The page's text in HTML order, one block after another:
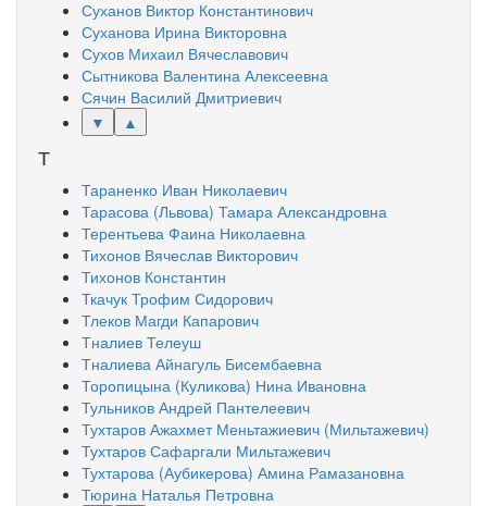
Суханов Виктор Константинович
Суханова Ирина Викторовна
Сухов Михаил Вячеславович
Сытникова Валентина Алексеевна
Сячин Василий Дмитриевич
▼
▲
Т
Тараненко Иван Николаевич
Тарасова (Львова) Тамара Александровна
Терентьева Фаина Николаевна
Тихонов Вячеслав Викторович
Тихонов Константин
Ткачук Трофим Сидорович
Тлеков Магди Капарович
Тналиев Телеуш
Тналиева Айнагуль Бисембаевна
Торопицына (Куликова) Нина Ивановна
Тульников Андрей Пантелеевич
Тухтаров Ажахмет Меньтажиевич (Мильтажевич)
Тухтаров Сафаргали Мильтажевич
Тухтарова (Аубикерова) Амина Рамазановна
Тюрина Наталья Петровна